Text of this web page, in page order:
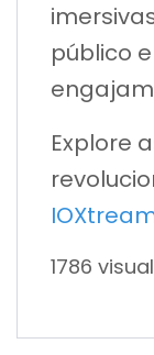
público
Explore
1786